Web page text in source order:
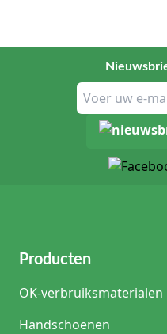
Producten
OK-verbruiksmaterialen
Handschoenen